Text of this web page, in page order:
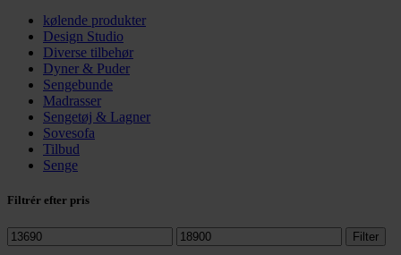
kølende produkter
Design Studio
Diverse tilbehør
Dyner & Puder
Sengebunde
Madrasser
Sengetøj & Lagner
Sovesofa
Tilbud
Senge
Filtrér efter pris
Mindste
pris
Højeste
pris
Filter